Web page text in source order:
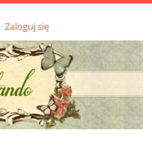
Zaloguj się